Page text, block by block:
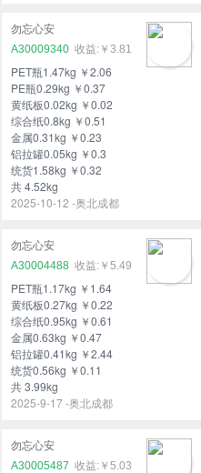
勿忘心安
A30009340
￥3.81
PET瓶1.47kg ￥2.06
PE瓶0.29kg ￥0.37
黄纸板0.02kg ￥0.02
综合纸0.8kg ￥0.51
金属0.31kg ￥0.23
铝拉罐0.05kg ￥0.3
统货1.58kg ￥0.32
共 4.52kg
2025-10-12 -奥北成都
勿忘心安
A30004488
￥5.49
PET瓶1.17kg ￥1.64
黄纸板0.27kg ￥0.22
综合纸0.95kg ￥0.61
金属0.63kg ￥0.47
铝拉罐0.41kg ￥2.44
统货0.56kg ￥0.11
共 3.99kg
2025-9-17 -奥北成都
勿忘心安
A30005487
￥5.03